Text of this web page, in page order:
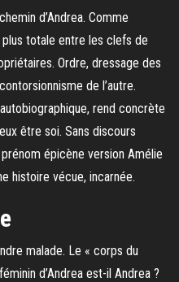
d’Andrea. Comme
plus totale entre les clefs de
Ordre, dressage des
de l’autre.
rend concrète
être soi. Sans discours
épicène version Amélie
histoire vécue, incarnée.
malade. Le « corps du
d’Andrea est-il Andrea ?